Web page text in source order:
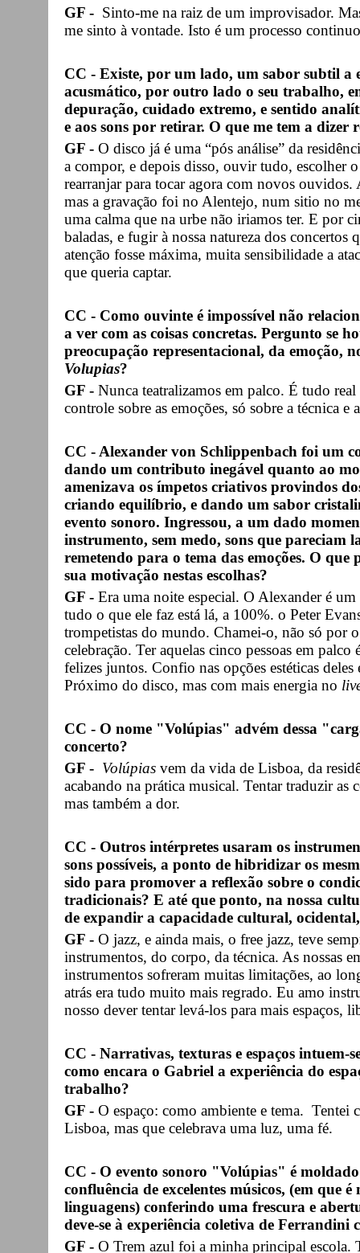
GF - Sinto-me na raiz de um improvisador.
me sinto à vontade. Isto é um processo
CC - Existe, por um lado, um sabor subtil a
acusmático, por outro lado o seu trabalho,
depuração, cuidado extremo, e sentido
e aos sons por retirar. O que me tem a dizer
GF - O disco já é uma “pós análise” da
a compor, e depois disso, ouvir tudo, escolher
rearranjar para tocar agora com novos
mas a gravação foi no Alentejo, num sitio no
uma calma que na urbe não iriamos ter. E por
baladas, e fugir à nossa natureza dos concertos
atenção fosse máxima, muita sensibilidade a
que queria captar.
CC - Como ouvinte é impossível não
a ver com as coisas concretas. Pergunto se
preocupação representacional, da emoção,
Volupias?
GF - Nunca teatralizamos em palco. É tudo
controle sobre as emoções, só sobre a técnica e
CC - Alexander von Schlippenbach foi um
dando um contributo inegável quanto ao
amenizava os ímpetos criativos provindos
criando equilíbrio, e dando um sabor
evento sonoro. Ingressou, a um dado
instrumento, sem medo, sons que pareciam
remetendo para o tema das emoções. O
sua motivação nestas escolhas?
GF - Era uma noite especial. O Alexander é
tudo o que ele faz está lá, a 100%. o Peter
trompetistas do mundo. Chamei-o, não só por
celebração. Ter aquelas cinco pessoas em palco
felizes juntos. Confio nas opções estéticas
Próximo do disco, mas com mais energia no
CC - O nome "Volúpias" advém dessa
concerto?
GF - Volúpias vem da vida de Lisboa, da
acabando na prática musical. Tentar traduzir as
mas também a dor.
CC - Outros intérpretes usaram os
sons possíveis, a ponto de hibridizar os
sido para promover a reflexão sobre o
tradicionais? E até que ponto, na nossa
de expandir a capacidade cultural,
GF - O jazz, e ainda mais, o free jazz, teve
instrumentos, do corpo, da técnica. As nossas
instrumentos sofreram muitas limitações, ao
atrás era tudo muito mais regrado. Eu amo
nosso dever tentar levá-los para mais espaços,
CC - Narrativas, texturas e espaços
como encara o Gabriel a experiência do
trabalho?
GF - O espaço: como ambiente e tema. Tentei
Lisboa, mas que celebrava uma luz, uma fé.
CC - O evento sonoro "Volúpias" é
confluência de excelentes músicos, (em que
linguagens) conferindo uma frescura e
deve-se à experiência coletiva de Ferrandini
GF - O Trem azul foi a minha principal escola.